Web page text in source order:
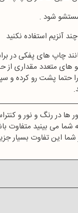
آنزیم استفاده نکنید
چاپ های پفکی در
های متعدد مقداری
را حتما پشت رو کرده
ها در رنگ و نور و
می بینید متفاوت
شما این تفاوت بسیار